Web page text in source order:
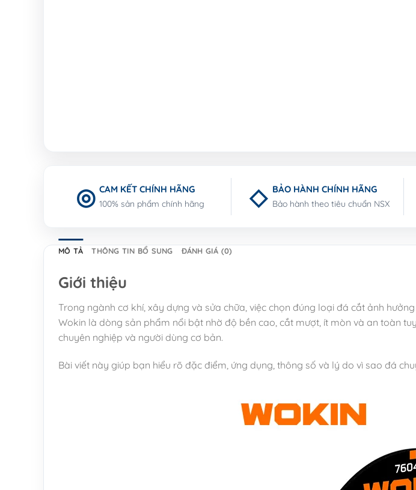
CAM KẾT CHÍNH HÃNG
100% sản phẩm chính hãng
BẢO HÀNH CHÍNH HÃNG
Bảo hành theo tiêu chuẩn NSX
MÔ TẢ THÔNG TIN BỔ SUNG ĐÁNH GIÁ (0)
Giới thiệu
Trong ngành cơ khí, xây dựng và sửa chữa, việc chọn đúng loại đá cắt ảnh
Wokin là dòng sản phẩm nổi bật nhờ độ bền cao, cắt mượt, ít mòn và an toàn
chuyên nghiệp và người dùng cơ bản.
Bài viết này giúp bạn hiểu rõ đặc điểm, ứng dụng, thông số và lý do vì sao đá